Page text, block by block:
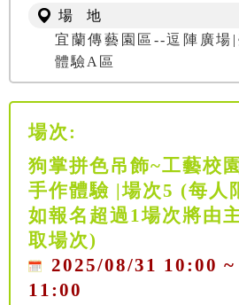
場 地
宜蘭傳藝園區--逗陣廣場
體驗A區
場次:
狗掌拼色吊飾~工藝校
手作體驗 |場次5 (每人
如報名超過1場次將由
取場次)
2025/08/31 10:00 ~
11:00